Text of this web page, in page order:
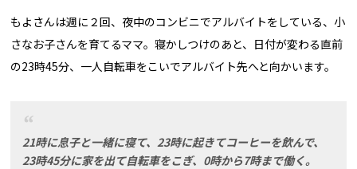
もよさんは週に２回、夜中のコンビニでアルバイトをしている、小
さなお子さんを育てるママ。寝かしつけのあと、日付が変わる直前
の23時45分、一人自転車をこいでアルバイト先へと向かいます。
21時に息子と一緒に寝て、23時に起きてコーヒーを飲んで、
23時45分に家を出て自転車をこぎ、0時から7時まで働く。